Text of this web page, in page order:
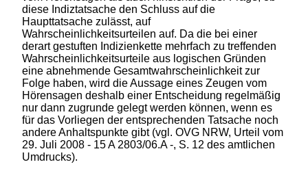
diese Indiztatsache den Schluss auf die
Haupttatsache zulässt, auf
Wahrscheinlichkeitsurteilen auf. Da die bei einer
derart gestuften Indizienkette mehrfach zu treffenden
Wahrscheinlichkeitsurteile aus logischen Gründen
eine abnehmende Gesamtwahrscheinlichkeit zur
Folge haben, wird die Aussage eines Zeugen vom
Hörensagen deshalb einer Entscheidung regelmäßig
nur dann zugrunde gelegt werden können, wenn es
für das Vorliegen der entsprechenden Tatsache noch
andere Anhaltspunkte gibt (vgl. OVG NRW, Urteil vom
29. Juli 2008 - 15 A 2803/06.A -, S. 12 des amtlichen
Umdrucks).